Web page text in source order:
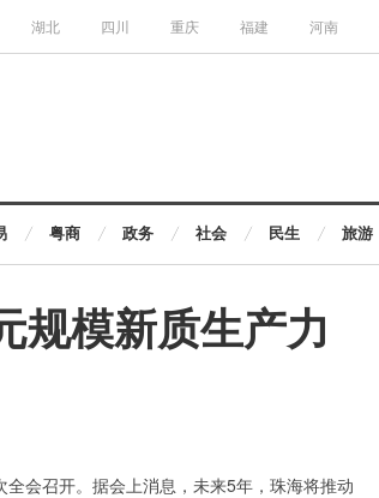
湖北 四川 重庆 福建 河南
粤商 政务 社会 民生 旅游
规模新质生产力
会召开。据会上消息，未来5年，珠海将推动